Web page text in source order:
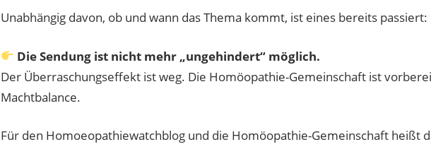
Unabhängig davon, ob und wann das Thema kommt, ist eines bereits passiert:
Die Sendung ist nicht mehr „ungehindert“ möglich.
Der Überraschungseffekt ist weg. Die Homöopathie-Gemeinschaft ist
Machtbalance.
Für den Homoeopathiewatchblog und die Homöopathie-Gemeinschaft heißt